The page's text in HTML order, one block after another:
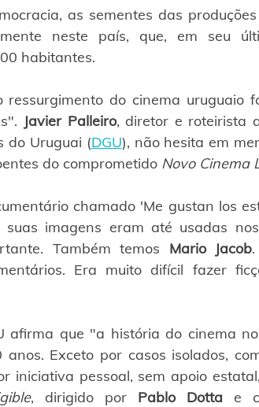
as sementes das
neste país, que, em seu
habitantes.
ressurgimento do cinema uruguaio
Javier Palleiro, diretor e roteirista
do Uruguai (DGU), não hesita em
do comprometido Novo Cinema
chamado 'Me gustan los
imagens eram até usadas
Também temos Mario Jacob
Era muito difícil fazer
afirma que "a história do cinema
Exceto por casos isolados,
iniciativa pessoal, sem apoio
, dirigido por Pablo Dotta e